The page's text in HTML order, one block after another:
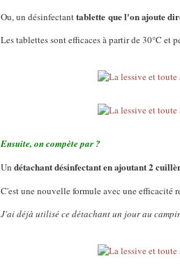
Ou, un désinfectanttablette que l'on ajoute
Les tablettes sont efficaces à partir de 30°C
Ensuite, on compète par ?
Un détachant désinfectant en ajoutant 2
C'est une nouvelle formule avec une efficacité
J'ai déjà utilisé ce détachant un jour au